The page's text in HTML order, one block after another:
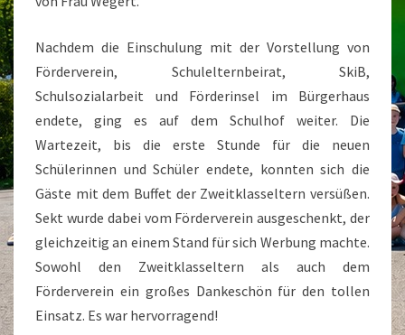
Nachdem die Einschulung mit der Vorstellung von
Förderverein, Schulelternbeirat, SkiB,
Schulsozialarbeit und Förderinsel im Bürgerhaus
endete, ging es auf dem Schulhof weiter. Die
Wartezeit, bis die erste Stunde für die neuen
Schülerinnen und Schüler endete, konnten sich die
Gäste mit dem Buffet der Zweitklasseltern versüßen.
Sekt wurde dabei vom Förderverein ausgeschenkt, der
gleichzeitig an einem Stand für sich Werbung machte.
Sowohl den Zweitklasseltern als auch dem
Förderverein ein großes Dankeschön für den tollen
Einsatz. Es war hervorragend!